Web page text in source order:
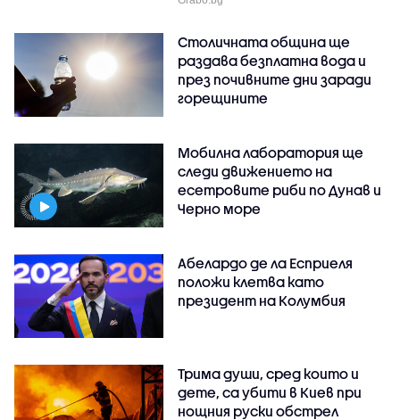
Столичната община ще
раздава безплатна вода и
през почивните дни заради
горещините
Мобилна лаборатория ще
следи движението на
есетровите риби по Дунав и
Черно море
Абелардо де ла Есприеля
положи клетва като
президент на Колумбия
Трима души, сред които и
дете, са убити в Киев при
нощния руски обстрел